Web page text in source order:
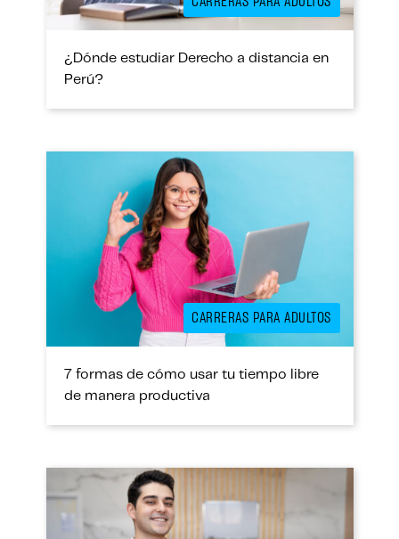
¿Dónde estudiar Derecho a distancia en
Perú?
CARRERAS PARA ADULTOS
7 formas de cómo usar tu tiempo libre
de manera productiva